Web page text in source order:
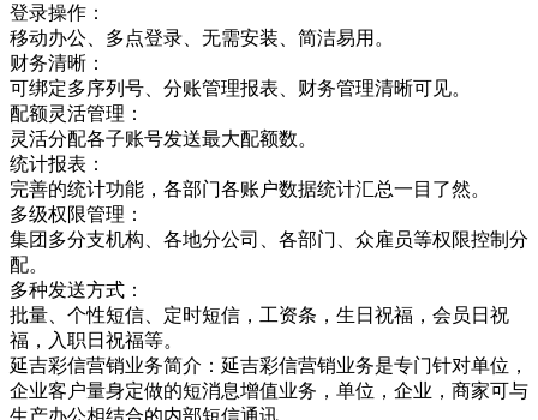
登录操作：
移动办公、多点登录、无需安装、简洁易用。
财务清晰：
可绑定多序列号、分账管理报表、财务管理清晰可见。
配额灵活管理：
灵活分配各子账号发送最大配额数。
统计报表：
完善的统计功能，各部门各账户数据统计汇总一目了然。
多级权限管理：
集团多分支机构、各地分公司、各部门、众雇员等权限控制分
配。
多种发送方式：
批量、个性短信、定时短信，工资条，生日祝福，会员日祝
福，入职日祝福等。
延吉彩信营销业务简介：延吉彩信营销业务是专门针对单位，
企业客户量身定做的短消息增值业务，单位，企业，商家可与
生产办公相结合的内部短信通讯，